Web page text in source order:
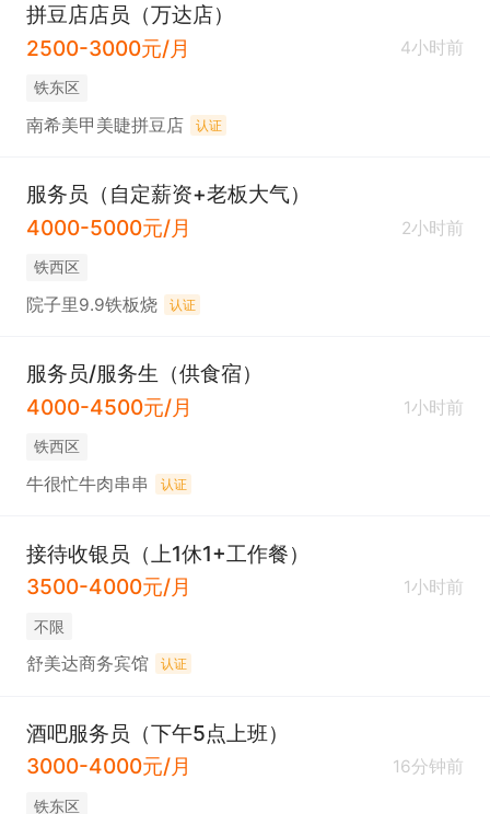
拼豆店店员（万达店）
2500-3000元/月
4小时前
铁东区
南希美甲美睫拼豆店 认证
服务员（自定薪资+老板大气）
4000-5000元/月
2小时前
铁西区
院子里9.9铁板烧 认证
服务员/服务生（供食宿）
4000-4500元/月
1小时前
铁西区
牛很忙牛肉串串 认证
接待收银员（上1休1+工作餐）
3500-4000元/月
1小时前
不限
舒美达商务宾馆 认证
酒吧服务员（下午5点上班）
3000-4000元/月
16分钟前
铁东区